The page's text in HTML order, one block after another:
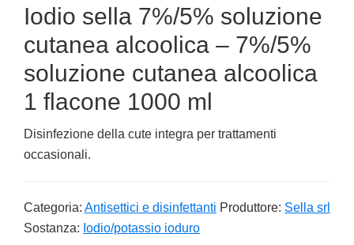
Iodio sella 7%/5% soluzione
cutanea alcoolica – 7%/5%
soluzione cutanea alcoolica
1 flacone 1000 ml
Disinfezione della cute integra per trattamenti
occasionali.
Categoria: Antisettici e disinfettanti Produttore: Sella srl
Sostanza: Iodio/potassio ioduro